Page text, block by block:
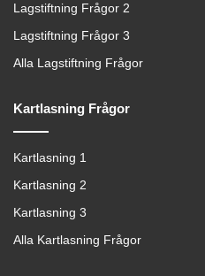
Lagstiftning Frågor 2
Lagstiftning Frågor 3
Alla Lagstiftning Frågor
Kartlasning Frågor
Kartlasning 1
Kartlasning 2
Kartlasning 3
Alla Kartlasning Frågor